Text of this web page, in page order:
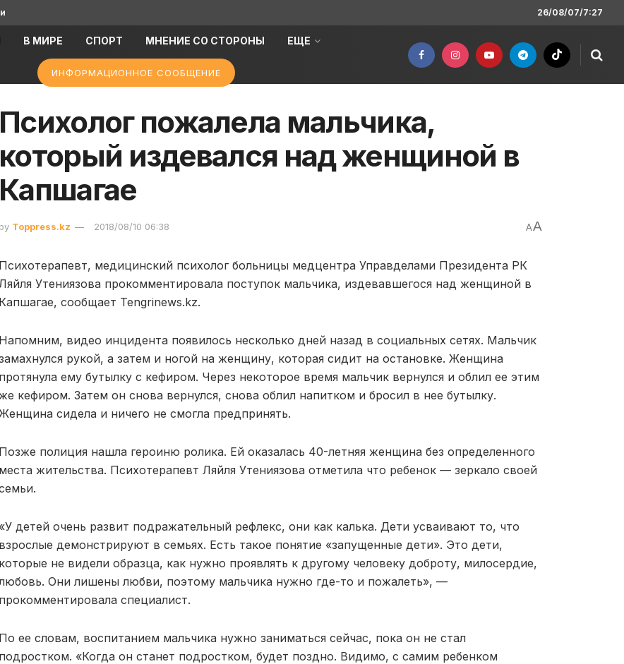
26/08/07/7:27
В МИРЕ СПОРТ МНЕНИЕ СО СТОРОНЫ ЕЩЕ
ИНФОРМАЦИОННОЕ СООБЩЕНИЕ
Психолог пожалела мальчика,
который издевался над женщиной в
Капшагае
by Toppress.kz 2018/08/10 06:38 AA
Психотерапевт, медицинский психолог больницы медцентра Управделами Президента РК
Утениязова прокомментировала поступок мальчика, издевавшегося над женщиной в
Капшагае, сообщает Tengrinews.kz.
Напомним, видео инцидента появилось несколько дней назад в социальных сетях. Мальчик
рукой, а затем и ногой на женщину, которая сидит на остановке. Женщина
протянула ему бутылку с кефиром. Через некоторое время мальчик вернулся и облил ее этим
кефиром. Затем он снова вернулся, снова облил напитком и бросил в нее бутылку.
сидела и ничего не смогла предпринять.
Позже полиция нашла героиню ролика. Ей оказалась 40-летняя женщина без определенного
места жительства. Психотерапевт Ляйля Утениязова отметила что ребенок — зеркало своей
«У детей очень развит подражательный рефлекс, они как калька. Дети усваивают то, что
взрослые демонстрируют в семьях. Есть такое понятие «запущенные дети». Это дети,
которые не видели образца, как нужно проявлять к другому человеку доброту, милосердие,
Они лишены любви, поэтому мальчика нужно где-то и пожалеть», —
прокомментировала специалист.
По ее словам, воспитанием мальчика нужно заниматься сейчас, пока он не стал
подростком. «Когда он станет подростком, будет поздно. Видимо, с самим ребенком